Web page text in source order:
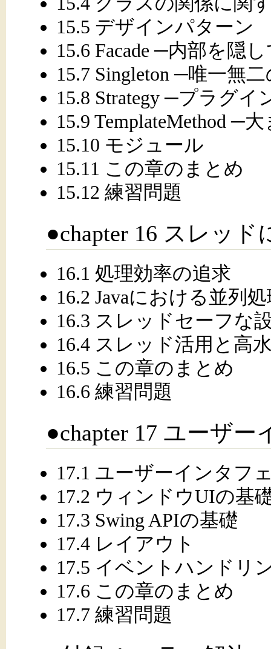
15.5 デザインパターン
15.6 Facade ─内部を隠
15.7 Singleton ─唯一無
15.8 Strategy ─プラグイ
15.9 TemplateMethod ─
15.10 モジュール
15.11 この章のまとめ
15.12 練習問題
●chapter 16 スレッ
16.1 処理効率の追求
16.2 Javaにおける並列
16.3 スレッドセーフな
16.4 スレッド活用と高
16.5 この章のまとめ
16.6 練習問題
●chapter 17 ユーザ
17.1 ユーザーインタフ
17.2 ウィンドウUIの基
17.3 Swing APIの基礎
17.4 レイアウト
17.5 イベントハンドリ
17.6 この章のまとめ
17.7 練習問題